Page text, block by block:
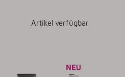
Artikel verfügbar